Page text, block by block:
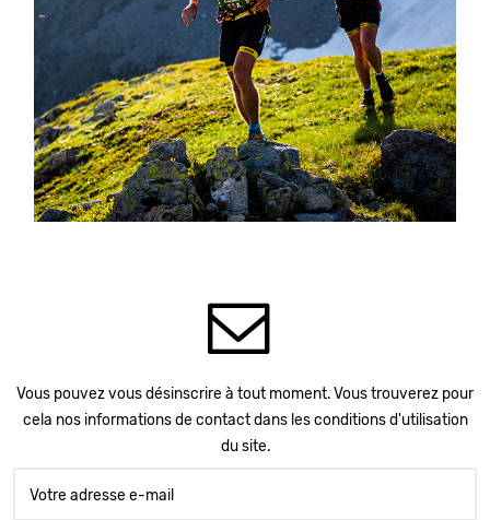
Vous pouvez vous désinscrire à tout moment. Vous trouverez pour
cela nos informations de contact dans les conditions d'utilisation
du site.